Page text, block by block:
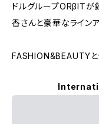
ドルグループORβITが
香さんと豪華なラインア
FASHION&BEAUTYと